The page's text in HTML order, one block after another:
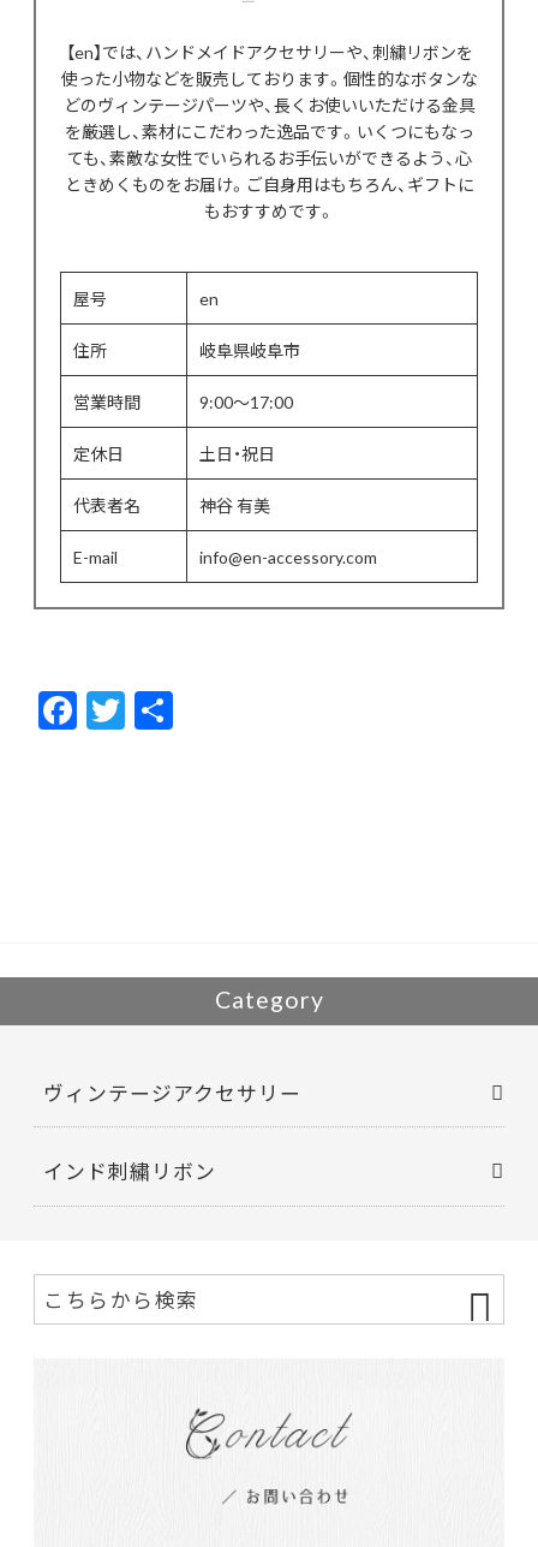
【en】では、ハンドメイドアクセサリーや、刺繍リボンを
使った小物などを販売しております。個性的なボタンな
どのヴィンテージパーツや、長くお使いいただける金具
を厳選し、素材にこだわった逸品です。いくつにもなっ
ても、素敵な女性でいられるお手伝いができるよう、心
ときめくものをお届け。ご自身用はもちろん、ギフトに
もおすすめです。
屋号 en
住所 岐阜県岐阜市
営業時間 9:00～17:00
定休日 土日・祝日
代表者名 神谷 有美
E-mail info@en-accessory.com
F
ac
T
w
Category
ヴィンテージアクセサリー
インド刺繍リボン